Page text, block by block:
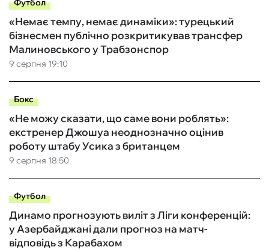
Футбол
9 серпня 19:10
«Немає темпу, немає динаміки»: турецький
бізнесмен публічно розкритикував трансфер
Малиновського у Трабзонспор
Бокс
9 серпня 18:50
«Не можу сказати, що саме вони роблять»:
екстренер Джошуа неоднозначно оцінив
роботу штабу Усика з британцем
Футбол
Динамо прогнозують виліт з Ліги конференцій:
у Азербайджані дали прогноз на матч-
відповідь з Карабахом